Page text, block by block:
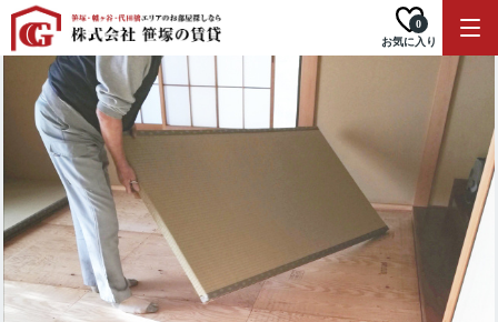
お気に入り
0